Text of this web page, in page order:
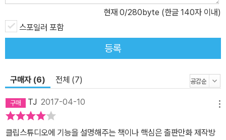
이지에서 제공하는 동영상들은 대부분 일본판을 기준으로 제작되어
있습니다. 이 책에서는 언어 문제로 세부적인 사항을 파악하는 데 어
려움을 겪지 않도록 일본어를 병기했습니다. 4. 소재 역시 일본판과
다소 차이가 있을 수 있습니다. 설명을 참고로 추가 소재와 매주 추가
강의를 볼 수 있습니다.(일본어) https://www .youtube.com/ pl
aylist?list=PLT7YzLSE2IDj 5SrPvYca1Qj7lOo0Mr4JM
현재 0/280byte (한글 140자 이내)
스포일러 포함
등록
구매자 (6) 전체 (7)
TJ 2017-04-10
클립스튜디오에 기능을 설명해주는 책이나 핵심은 출판만화 제작방